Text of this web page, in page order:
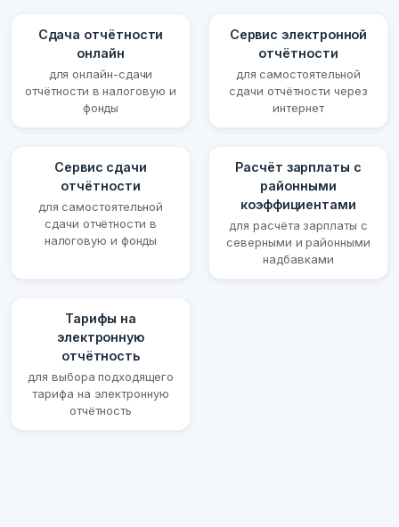
Сдача отчётности
онлайн
для онлайн-сдачи
отчётности в налоговую и
фонды
Сервис электронной
отчётности
для самостоятельной
сдачи отчётности через
интернет
Сервис сдачи
отчётности
для самостоятельной
сдачи отчётности в
налоговую и фонды
Расчёт зарплаты с
районными
коэффициентами
для расчёта зарплаты с
северными и районными
надбавками
Тарифы на
электронную
отчётность
для выбора подходящего
тарифа на электронную
отчётность